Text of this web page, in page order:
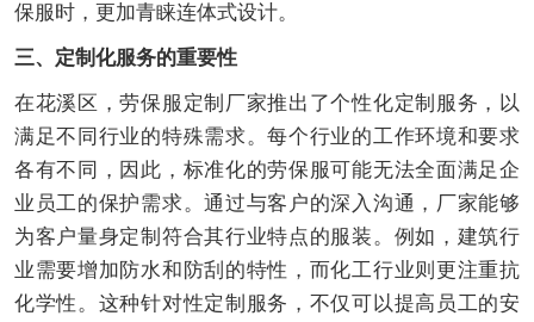
保服时，更加青睐连体式设计。
三、定制化服务的重要性
在花溪区，劳保服定制厂家推出了个性化定制服务，以
满足不同行业的特殊需求。每个行业的工作环境和要求
各有不同，因此，标准化的劳保服可能无法全面满足企
业员工的保护需求。通过与客户的深入沟通，厂家能够
为客户量身定制符合其行业特点的服装。例如，建筑行
业需要增加防水和防刮的特性，而化工行业则更注重抗
化学性。这种针对性定制服务，不仅可以提高员工的安